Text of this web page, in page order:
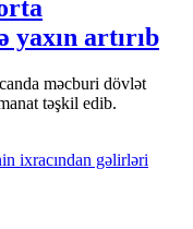
yaxın artırıb
məcburi dövlət
təşkil edib.